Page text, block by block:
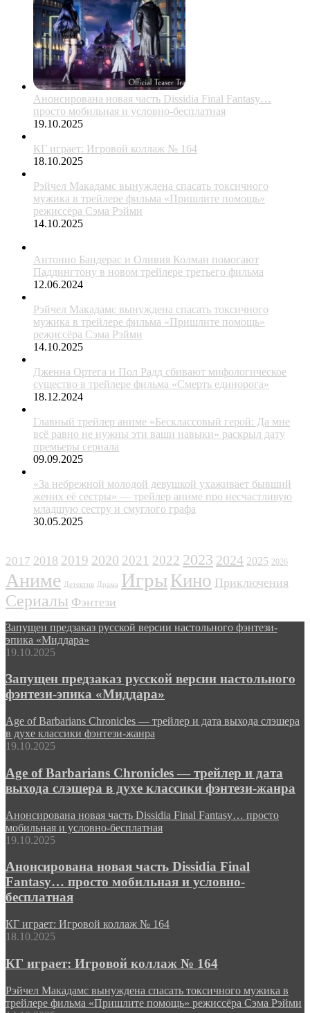
Анонсирована новая часть Dissidia Final Fantasy…
просто мобильная и условно-бесплатная
19.10.2025
КГ играет: Игровой коллаж № 164
18.10.2025
Рэйчел Макадамс вынуждена спасать токсичного
мужика в трейлере фильма «Пришлите помощь»
режиссёра Сэма Рэйми
14.10.2025
Антонио Бандерас и Оливия Колман помогают
Паддингтону в новом трейлере третьего фильма
12.06.2024
Рэйчел Макадамс вынуждена спасать токсичного
мужика в трейлере фильма «Пришлите помощь»
режиссёра Сэма Рэйми
14.10.2025
Дженна Ортега и Пол Радд сбивают мифологическое
существо в трейлере фильма «Смерть единорога»
18.12.2024
Главный трейлер аниме «Бесклассовый герой: Да мне
всё равно не нужны эти ваши навыки» раскрыл дату
премьеры сериала
09.09.2025
«За небрежной молодой девушкой ухаживает бывший
жених её сестры» — трейлер аниме про несчастливую
младшую сестру и смуглого графа
30.05.2025
2017 2018 2019 2020 2021 2022 2023 2024 2025 2026
Аниме Детектив Драма ИгрыКино Приключения
Сериалы Фэнтези
Запущен предзаказ русской версии настольного фэнтези-
эпика «Миддара»
19.10.2025
Запущен предзаказ русской версии настольного
фэнтези-эпика «Миддара»
Age of Barbarians Chronicles — трейлер и дата выхода слэшера
в духе классики фэнтези-жанра
19.10.2025
Age of Barbarians Chronicles — трейлер и дата
выхода слэшера в духе классики фэнтези-жанра
Анонсирована новая часть Dissidia Final Fantasy… просто
мобильная и условно-бесплатная
19.10.2025
Анонсирована новая часть Dissidia Final
Fantasy… просто мобильная и условно-
бесплатная
КГ играет: Игровой коллаж № 164
18.10.2025
КГ играет: Игровой коллаж № 164
Рэйчел Макадамс вынуждена спасать токсичного мужика в
трейлере фильма «Пришлите помощь» режиссёра Сэма Рэйми